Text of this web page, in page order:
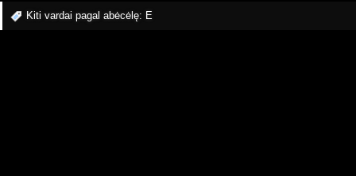
Kiti vardai pagal abėcėlę: E